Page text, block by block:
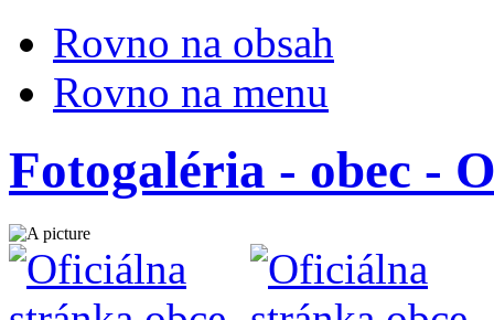
Rovno na obsah
Rovno na menu
Fotogaléria - obec -